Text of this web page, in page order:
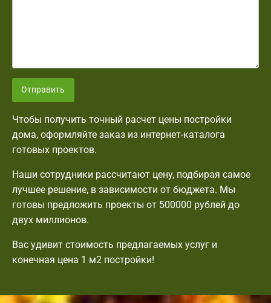
Отправить
Чтобы получить точный расчет цены постройки
дома, оформляйте заказ из интернет-каталога
готовых проектов.
Наши сотрудники рассчитают цену, подбирая самое
лучшее решение, в зависимости от бюджета. Мы
готовы предложить проекты от 500000 рублей до
двух миллионов.
Вас удивит стоимость предлагаемых услуг и
конечная цена 1 м2 постройки!